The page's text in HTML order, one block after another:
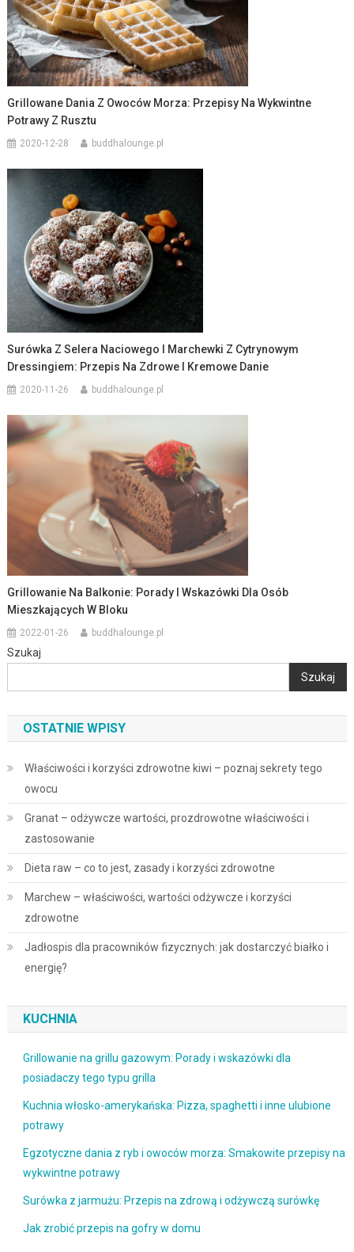
Grillowane Dania Z Owoców Morza: Przepisy Na Wykwintne
Potrawy Z Rusztu
2020-12-28 buddhalounge.pl
Surówka Z Selera Naciowego I Marchewki Z Cytrynowym
Dressingiem: Przepis Na Zdrowe I Kremowe Danie
2020-11-26 buddhalounge.pl
Grillowanie Na Balkonie: Porady I Wskazówki Dla Osób
Mieszkających W Bloku
2022-01-26 buddhalounge.pl
Szukaj
Szukaj
OSTATNIE WPISY
Właściwości i korzyści zdrowotne kiwi – poznaj sekrety tego
owocu
Granat – odżywcze wartości, prozdrowotne właściwości i
zastosowanie
Dieta raw – co to jest, zasady i korzyści zdrowotne
Marchew – właściwości, wartości odżywcze i korzyści
zdrowotne
Jadłospis dla pracowników fizycznych: jak dostarczyć białko i
energię?
KUCHNIA
Grillowanie na grillu gazowym: Porady i wskazówki dla
posiadaczy tego typu grilla
Kuchnia włosko-amerykańska: Pizza, spaghetti i inne ulubione
potrawy
Egzotyczne dania z ryb i owoców morza: Smakowite przepisy na
wykwintne potrawy
Surówka z jarmużu: Przepis na zdrową i odżywczą surówkę
Jak zrobić przepis na gofry w domu